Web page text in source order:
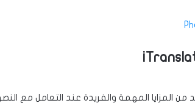
من المزايا المهمة والفريدة عند التعامل مع